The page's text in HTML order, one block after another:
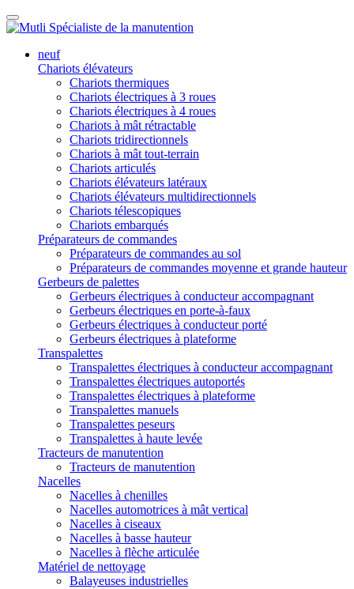
neuf
Chariots élévateurs
Chariots thermiques
Chariots électriques à 3 roues
Chariots électriques à 4 roues
Chariots à mât rétractable
Chariots tridirectionnels
Chariots à mât tout-terrain
Chariots articulés
Chariots élévateurs latéraux
Chariots élévateurs multidirectionnels
Chariots télescopiques
Chariots embarqués
Préparateurs de commandes
Préparateurs de commandes au sol
Préparateurs de commandes moyenne et grande hauteur
Gerbeurs de palettes
Gerbeurs électriques à conducteur accompagnant
Gerbeurs électriques en porte-à-faux
Gerbeurs électriques à conducteur porté
Gerbeurs électriques à plateforme
Transpalettes
Transpalettes électriques à conducteur accompagnant
Transpalettes électriques autoportés
Transpalettes électriques à plateforme
Transpalettes manuels
Transpalettes peseurs
Transpalettes à haute levée
Tracteurs de manutention
Tracteurs de manutention
Nacelles
Nacelles à chenilles
Nacelles automotrices à mât vertical
Nacelles à ciseaux
Nacelles à basse hauteur
Nacelles à flèche articulée
Matériel de nettoyage
Balayeuses industrielles